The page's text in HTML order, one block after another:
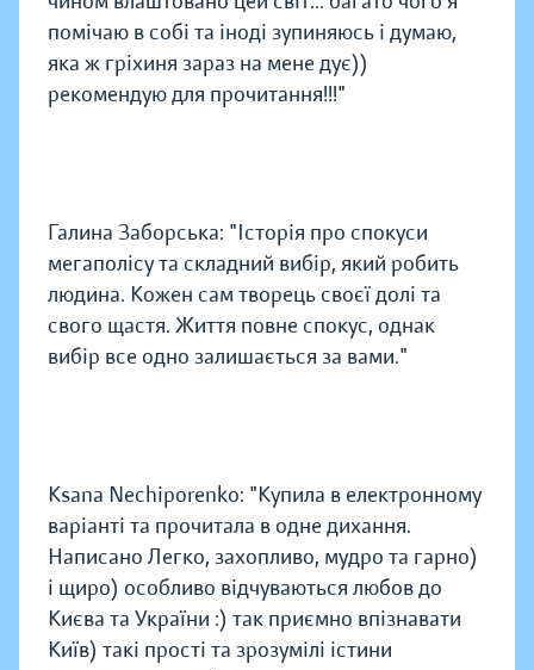
помічаю в собі та іноді зупиняюсь і думаю,
яка ж гріхиня зараз на мене дує))
рекомендую для прочитання!!!"
Галина Заборська: "Історія про спокуси
мегаполісу та складний вибір, який робить
людина. Кожен сам творець своєї долі та
свого щастя. Життя повне спокус, однак
вибір все одно залишається за вами."
Ksana Nechiporenko: "Купила в електронному
варіанті та прочитала в одне дихання.
Написано Легко, захопливо, мудро та гарно)
і щиро) особливо відчуваються любов до
Києва та України :) так приємно впізнавати
Київ) такі прості та зрозумілі істини